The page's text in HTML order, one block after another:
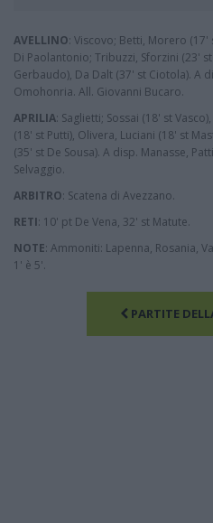
AVELLINO: Viscovo; Betti, Morero
Di Paolantonio; Tribuzzi, Sforzini (23'
Gerbaudo), Da Dalt (37' st Ciotola). A
Omohonria. All. Giovanni Bucaro.
APRILIA: Saglietti; Sossai (18' st
(18' st Putti), Olivera, Luciani (18' st
(35' st De Sousa). A disp. Manasse,
Selvaggio.
ARBITRO: Scatena di Avezzano.
RETI: 10' pt De Vena, 32' st Matute.
NOTE: Ammoniti: Lapenna, Rosania,
1' è 5'.
PARTITE